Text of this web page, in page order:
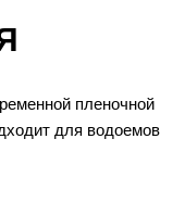
пленочной
для водоемов